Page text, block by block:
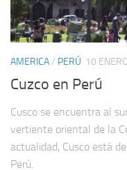
AMERICA/ PERÚ 10
Cuzco en Perú
Cusco se encuentra al
vertiente oriental de la
actualidad, Cusco está
Perú.